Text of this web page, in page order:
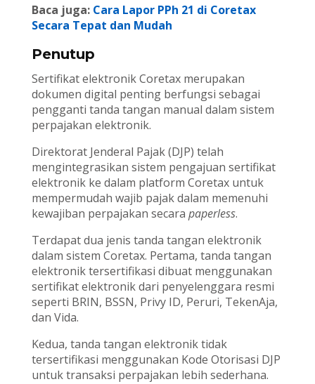
Baca juga: Cara Lapor PPh 21 di Coretax
Secara Tepat dan Mudah
Penutup
Sertifikat elektronik Coretax merupakan
dokumen digital penting berfungsi sebagai
pengganti tanda tangan manual dalam sistem
perpajakan elektronik.
Direktorat Jenderal Pajak (DJP) telah
mengintegrasikan sistem pengajuan sertifikat
elektronik ke dalam platform Coretax untuk
mempermudah wajib pajak dalam memenuhi
kewajiban perpajakan secara paperless.
Terdapat dua jenis tanda tangan elektronik
dalam sistem Coretax. Pertama, tanda tangan
elektronik tersertifikasi dibuat menggunakan
sertifikat elektronik dari penyelenggara resmi
seperti BRIN, BSSN, Privy ID, Peruri, TekenAja,
dan Vida.
Kedua, tanda tangan elektronik tidak
tersertifikasi menggunakan Kode Otorisasi DJP
untuk transaksi perpajakan lebih sederhana.